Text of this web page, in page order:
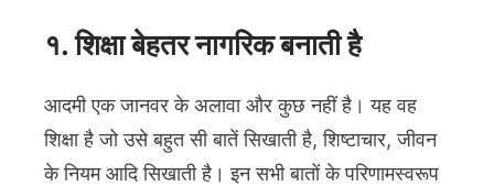
१. शिक्षा बेहतर नागरिक बनाती है
आदमी एक जानवर के अलावा और कुछ नहीं है। यह वह
शिक्षा है जो उसे बहुत सी बातें सिखाती है, शिष्टाचार, जीवन
के नियम आदि सिखाती है। इन सभी बातों के परिणामस्वरूप